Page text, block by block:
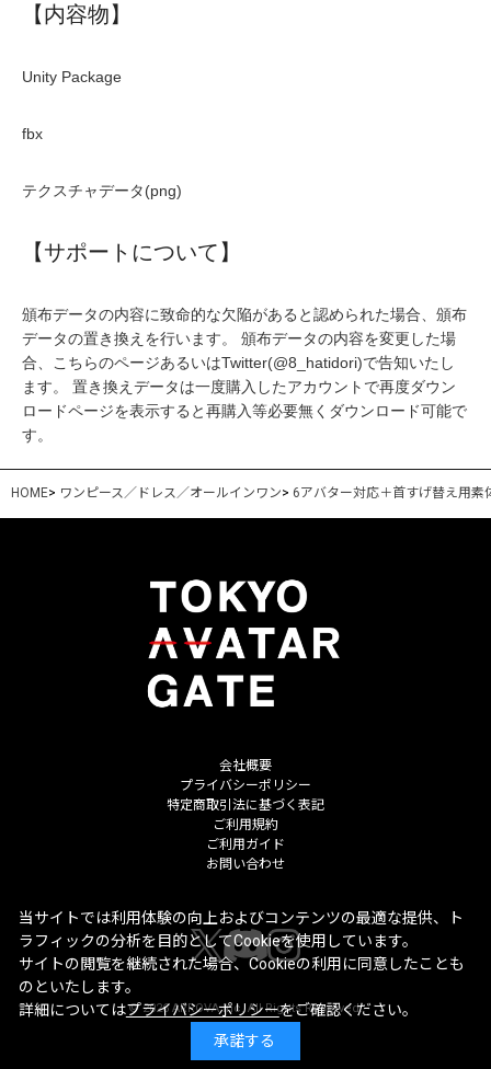
【内容物】
Unity Package
fbx
テクスチャデータ(png)
【サポートについて】
頒布データの内容に致命的な欠陥があると認められた場合、頒布
データの置き換えを行います。 頒布データの内容を変更した場
合、こちらのページあるいはTwitter(@8_hatidori)で告知いたし
ます。 置き換えデータは一度購入したアカウントで再度ダウン
ロードページを表示すると再購入等必要無くダウンロード可能で
す。
HOME> ワンピース／ドレス／オールインワン> 6アバター対応＋首すげ替え用
会社概要
プライバシーポリシー
特定商取引法に基づく表記
ご利用規約
ご利用ガイド
お問い合わせ
©2026ARROVA Inc. All Rights Reserved.
当サイトでは利用体験の向上およびコンテンツの最適な提供、ト
ラフィックの分析を目的としてCookieを使用しています。
サイトの閲覧を継続された場合、Cookieの利用に同意したことも
のといたします。
詳細についてはプライバシーポリシーをご確認ください。
承諾する